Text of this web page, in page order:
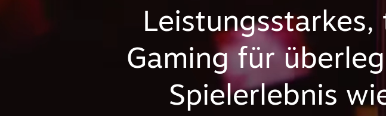
Gaming für
Spielerlebnis